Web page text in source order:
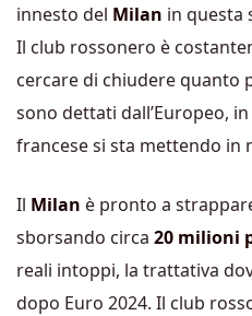
innesto del Milan in questa
Il club rossonero è
cercare di chiudere quanto
sono dettati dall’Europeo,
francese si sta mettendo in
Il Milan è pronto a
sborsando circa 20 milioni
reali intoppi, la trattativa
dopo Euro 2024. Il club